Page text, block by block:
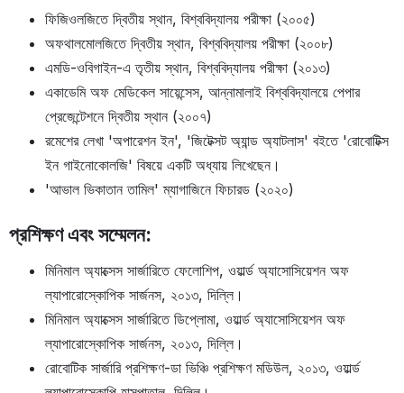
ফিজিওলজিতে দ্বিতীয় স্থান, বিশ্ববিদ্যালয় পরীক্ষা (২০০৫)
অফথালমোলজিতে দ্বিতীয় স্থান, বিশ্ববিদ্যালয় পরীক্ষা (২০০৮)
এমডি-ওবিগাইন-এ তৃতীয় স্থান, বিশ্ববিদ্যালয় পরীক্ষা (২০১৩)
একাডেমি অফ মেডিকেল সায়েন্সেস, আন্নামালাই বিশ্ববিদ্যালয়ে পেপার
প্রেজেন্টেশনে দ্বিতীয় স্থান (২০০৭)
রমেশের লেখা 'অপারেশন ইন', 'জিটেক্সট অ্যান্ড অ্যাটলাস' বইতে 'রোবোটিক্স
ইন গাইনোকোলজি' বিষয়ে একটি অধ্যায় লিখেছেন।
'আভাল ভিকাতান তামিল' ম্যাগাজিনে ফিচারড (২০২০)
প্রশিক্ষণ এবং সম্মেলন:
মিনিমাল অ্যাক্সেস সার্জারিতে ফেলোশিপ, ওয়ার্ল্ড অ্যাসোসিয়েশন অফ
ল্যাপারোস্কোপিক সার্জনস, ২০১৩, দিল্লি।
মিনিমাল অ্যাক্সেস সার্জারিতে ডিপ্লোমা, ওয়ার্ল্ড অ্যাসোসিয়েশন অফ
ল্যাপারোস্কোপিক সার্জনস, ২০১৩, দিল্লি।
রোবোটিক সার্জারি প্রশিক্ষণ-ডা ভিঞ্চি প্রশিক্ষণ মডিউল, ২০১৩, ওয়ার্ল্ড